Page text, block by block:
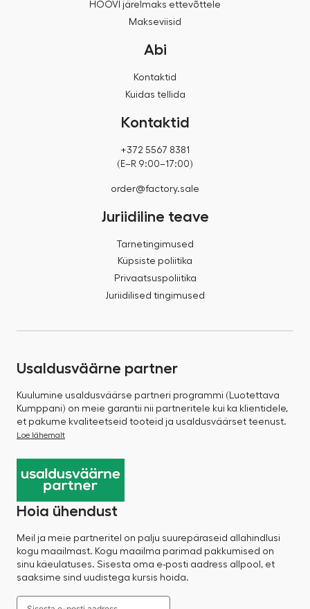
HOOVI järelmaks ettevõttele
Makseviisid
Abi
Kontaktid
Kuidas tellida
Kontaktid
+372 5567 8381
(E–R 9:00–17:00)
order@factory.sale
Juriidiline teave
Tarnetingimused
Küpsiste poliitika
Privaatsuspoliitika
Juriidilised tingimused
Usaldusväärne partner
Kuulumine usaldusväärse partneri programmi (Luotettava
Kumppani) on meie garantii nii partneritele kui ka klientidele,
et pakume kvaliteetseid tooteid ja usaldusväärset teenust.
Loe lähemalt
Hoia ühendust
Meil ja meie partneritel on palju suurepäraseid allahindlusi
kogu maailmast. Kogu maailma parimad pakkumised on
sinu käeulatuses. Sisesta oma e-posti aadress allpool, et
saaksime sind uudistega kursis hoida.